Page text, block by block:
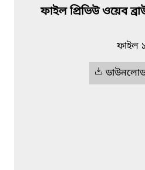
ফাইল প্রিভিউ ওয়েব
ফাইল ১